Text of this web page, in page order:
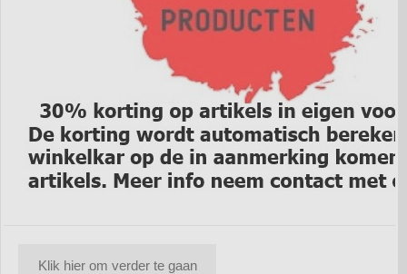
Klik hier om verder te gaan